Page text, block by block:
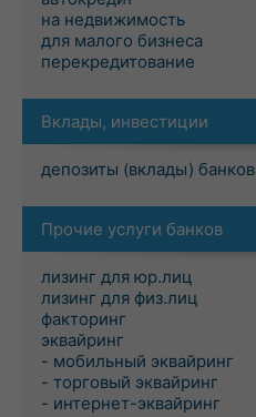
на недвижимость
для малого бизнеса
перекредитование
Вклады, инвестиции
депозиты (вклады) банков
Прочие услуги банков
лизинг для юр.лиц
лизинг для физ.лиц
факторинг
эквайринг
- мобильный эквайринг
- торговый эквайринг
- интернет-эквайринг